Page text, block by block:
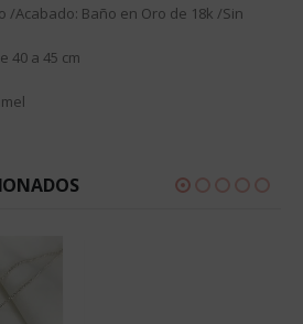
/Acabado: Baño en Oro de 18k /Sin
40 a 45 cm